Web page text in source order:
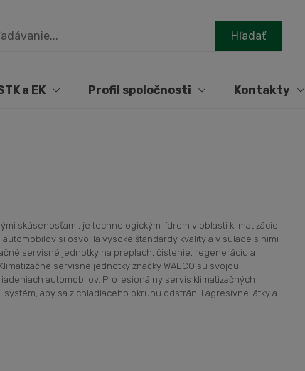
a EK Profil spoločnosti Kontakty
skúsenosťami, je technologickým lídrom v oblasti klimatizácie
si osvojila vysoké štandardy kvality a v súlade s nimi
servisné jednotky na preplach, čistenie, regeneráciu a
servisné jednotky značky WAECO sú svojou
automobilov. Profesionálny servis klimatizačných
aby sa z chladiaceho okruhu odstránili agresívne látky a